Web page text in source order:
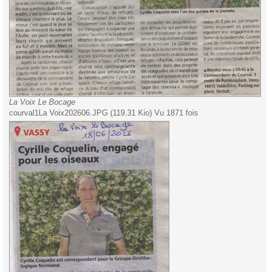
La Voix Le Bocage
courval1La Voix202606.JPG (119.31 Kio) Vu 1871 fois